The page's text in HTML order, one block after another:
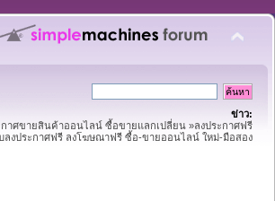
ข่าว:
าศขายสินค้าออนไลน์ ซื้อขายแลกเปลี่ยน »ลงประกาศฟรี
บลงประกาศฟรี ลงโฆษณาฟรี ซื้อ-ขายออนไลน์ ใหม่-มือสอง